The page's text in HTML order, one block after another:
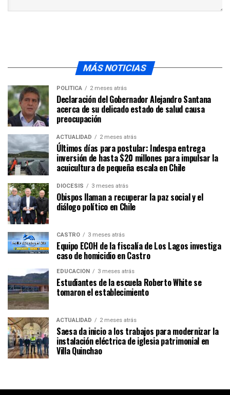
MÁS NOTICIAS
POLÍTICA 2 meses atrás
Declaración del Gobernador Alejandro Santana
acerca de su delicado estado de salud causa
preocupación
ACTUALIDAD 2 meses atrás
Últimos días para postular: Indespa entrega
inversión de hasta $20 millones para impulsar la
acuicultura de pequeña escala en Chile
DIÓCESIS 3 meses atrás
Obispos llaman a recuperar la paz social y el
diálogo político en Chile
CASTRO 3 meses atrás
Equipo ECOH de la fiscalía de Los Lagos investiga
caso de homicidio en Castro
EDUCACIÓN 3 meses atrás
Estudiantes de la escuela Roberto White se
tomaron el establecimiento
ACTUALIDAD 2 meses atrás
Saesa da inicio a los trabajos para modernizar la
instalación eléctrica de iglesia patrimonial en
Villa Quinchao